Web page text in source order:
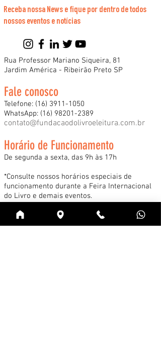
Receba nossa News e fique por dentro de todos
nossos eventos e notícias
Rua Professor Mariano Siqueira, 81
Jardim América - Ribeirão Preto SP
Fale conosco
Telefone: (16) 3911-1050
WhatsApp: (16) 98201-2389
contato@fundacaodolivroeleitura.com.br
Horário de Funcionamento
De segunda a sexta, das 9h às 17h
*Consulte nossos horários especiais de
funcionamento durante a Feira Internacional
do Livro e demais eventos.